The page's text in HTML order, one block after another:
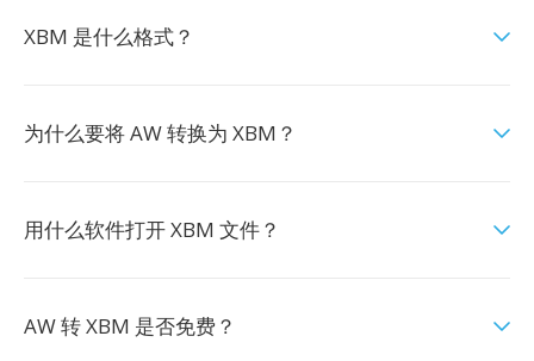
XBM 是什么格式？
为什么要将 AW 转换为 XBM？
用什么软件打开 XBM 文件？
AW 转 XBM 是否免费？